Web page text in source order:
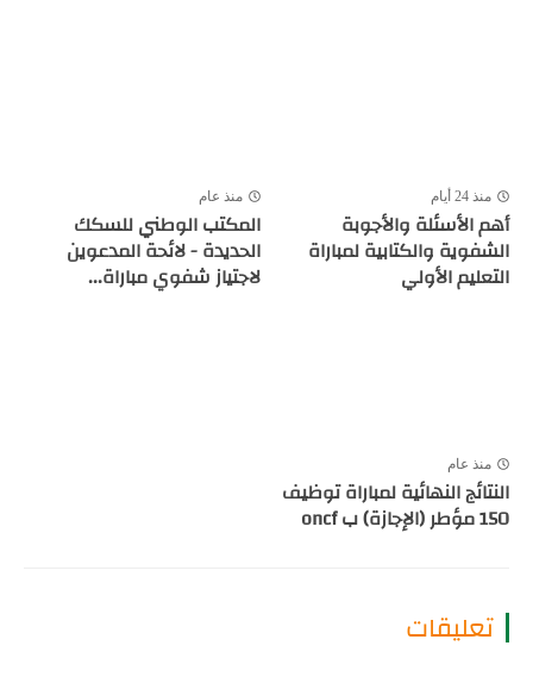
منذ 24 أيام
أهم الأسئلة والأجوبة
الشفوية والكتابية لمباراة
التعليم الأولي
منذ عام
المكتب الوطني للسكك
الحديدة - لائحة المدعوين
لاجتياز شفوي مباراة...
منذ عام
النتائج النهائية لمباراة توظيف
150 مؤطر (الإجازة) ب oncf
تعليقات